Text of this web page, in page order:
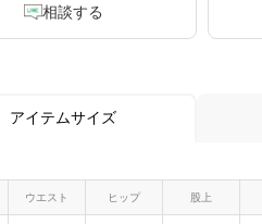
相談する
アイテムサイズ
ウエスト ヒップ 股上